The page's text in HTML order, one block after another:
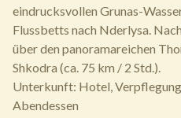
eindrucksvollen Grunas-
Flussbetts nach Nderlysa.
über den panoramareichen
Shkodra (ca. 75 km / 2 Std.).
Unterkunft: Hotel,
Abendessen